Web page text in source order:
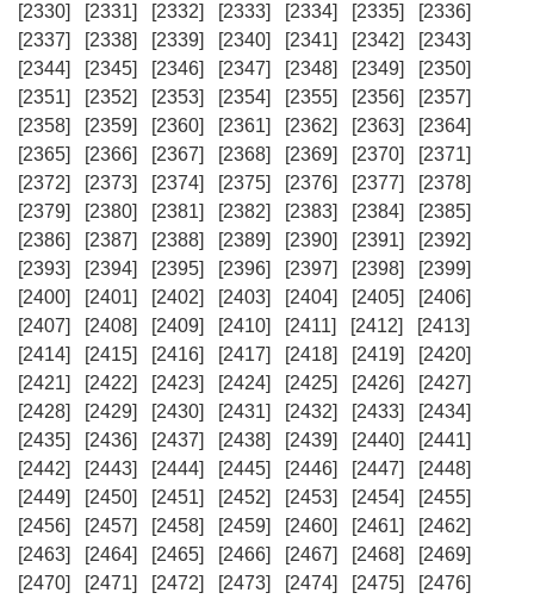
[2330]
[2331] [2332] [2333] [2334] [2335]
[2336]
[2337]
[2338] [2339] [2340] [2341] [2342]
[2343]
[2344]
[2345] [2346] [2347] [2348] [2349]
[2350]
[2351]
[2352] [2353] [2354] [2355] [2356]
[2357]
[2358]
[2359] [2360] [2361] [2362] [2363]
[2364]
[2365]
[2366] [2367] [2368] [2369] [2370]
[2371]
[2372]
[2373] [2374] [2375] [2376] [2377]
[2378]
[2379]
[2380] [2381] [2382] [2383] [2384]
[2385]
[2386]
[2387] [2388] [2389] [2390] [2391]
[2392]
[2393]
[2394] [2395] [2396] [2397] [2398]
[2399]
[2400]
[2401] [2402] [2403] [2404] [2405]
[2406]
[2407]
[2408] [2409] [2410] [2411] [2412]
[2413]
[2414]
[2415] [2416] [2417] [2418] [2419]
[2420]
[2421]
[2422] [2423] [2424] [2425] [2426]
[2427]
[2428]
[2429] [2430] [2431] [2432] [2433]
[2434]
[2435]
[2436] [2437] [2438] [2439] [2440]
[2441]
[2442]
[2443] [2444] [2445] [2446] [2447]
[2448]
[2449]
[2450] [2451] [2452] [2453] [2454]
[2455]
[2456]
[2457] [2458] [2459] [2460] [2461]
[2462]
[2463]
[2464] [2465] [2466] [2467] [2468]
[2469]
[2470]
[2471] [2472] [2473] [2474] [2475]
[2476]